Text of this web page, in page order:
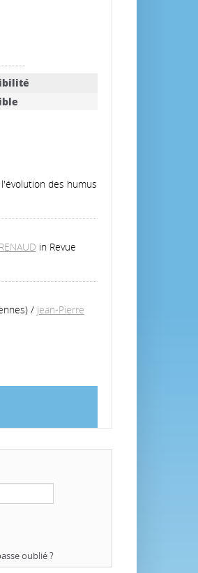
des humus
in Revue
/ Jean-Pierre
oublié ?